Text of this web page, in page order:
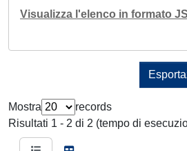
Visualizza l'elenco in formato
Mostra
records
Risultati 1 - 2 di 2 (tempo di